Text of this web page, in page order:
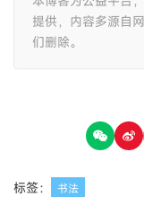
提供，内容多源自
们删除。
标签： 书法